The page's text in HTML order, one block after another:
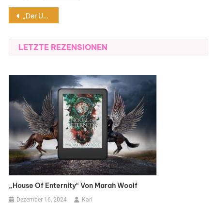
Beitragsnavigation
„Der Untergang von Thornton Hall“ von Britta Habekost
LETZTE REZENSIONEN
„House Of Enternity“ Von Marah Woolf
Dezember 16, 2024 Kari